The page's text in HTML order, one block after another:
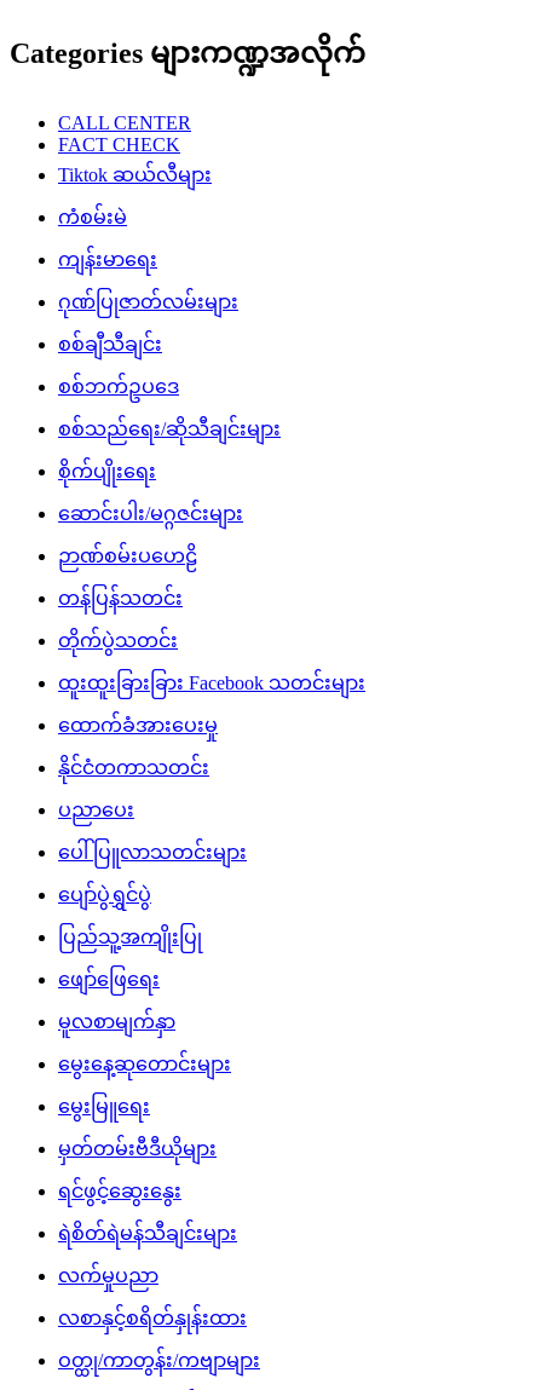
Categories များကဏ္ဍအလိုက်
CALL CENTER
FACT CHECK
Tiktok ဆယ်လီများ
ကံစမ်းမဲ
ကျန်းမာရေး
ဂုဏ်ပြုဇာတ်လမ်းများ
စစ်ချီသီချင်း
စစ်ဘက်ဥပဒေ
စစ်သည်ရေး/ဆိုသီချင်းများ
စိုက်ပျိုးရေး
ဆောင်းပါး/မဂ္ဂဇင်းများ
ဉာဏ်စမ်းပဟေဠိ
တန်ပြန်သတင်း
တိုက်ပွဲသတင်း
ထူးထူးခြားခြား Facebook သတင်းများ
ထောက်ခံအားပေးမှု
နိုင်ငံတကာသတင်း
ပညာပေး
ပေါ်ပြူလာသတင်းများ
ပျော်ပွဲရွှင်ပွဲ
ပြည်သူ့အကျိုးပြု
ဖျော်ဖြေရေး
မူလစာမျက်နှာ
မွေးနေ့ဆုတောင်းများ
မွေးမြူရေး
မှတ်တမ်းဗီဒီယိုများ
ရင်ဖွင့်ဆွေးနွေး
ရဲစိတ်ရဲမန်သီချင်းများ
လက်မှုပညာ
လစာနှင့်စရိတ်နှုန်းထား
ဝတ္ထု/ကာတွန်း/ကဗျာများ